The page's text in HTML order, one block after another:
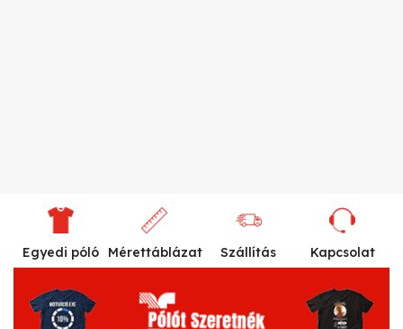
Egyedi póló Mérettáblázat Szállítás Kapcsolat